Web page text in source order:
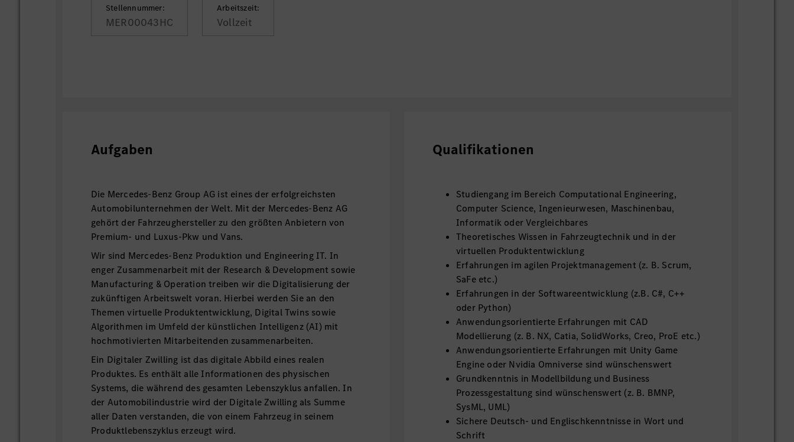
Stellennummer:
MER00043HC
Arbeitszeit:
Vollzeit
Aufgaben
Die Mercedes-Benz Group AG ist eines der erfolgreichsten
Automobilunternehmen der Welt. Mit der Mercedes-Benz AG
gehört der Fahrzeughersteller zu den größten Anbietern von
Premium- und Luxus-Pkw und Vans.
Wir sind Mercedes-Benz Produktion und Engineering IT. In
enger Zusammenarbeit mit der Research & Development sowie
Manufacturing & Operation treiben wir die Digitalisierung der
zukünftigen Arbeitswelt voran. Hierbei werden Sie an den
Themen virtuelle Produktentwicklung, Digital Twins sowie
Algorithmen im Umfeld der künstlichen Intelligenz (AI) mit
hochmotivierten Mitarbeitenden zusammenarbeiten.
Ein Digitaler Zwilling ist das digitale Abbild eines realen
Produktes. Es enthält alle Informationen des physischen
Systems, die während des gesamten Lebenszyklus anfallen. In
der Automobilindustrie wird der Digitale Zwilling als Summe
aller Daten verstanden, die von einem Fahrzeug in seinem
Produktlebenszyklus erzeugt wird.
Qualifikationen
Studiengang im Bereich Computational Engineering,
Computer Science, Ingenieurwesen, Maschinenbau,
Informatik oder Vergleichbares
Theoretisches Wissen in Fahrzeugtechnik und in der
virtuellen Produktentwicklung
Erfahrungen im agilen Projektmanagement (z. B. Scrum,
SaFe etc.)
Erfahrungen in der Softwareentwicklung (z.B. C#, C++
oder Python)
Anwendungsorientierte Erfahrungen mit CAD
Modellierung (z. B. NX, Catia, SolidWorks, Creo, ProE etc.)
Anwendungsorientierte Erfahrungen mit Unity Game
Engine oder Nvidia Omniverse sind wünschenswert
Grundkenntnis in Modellbildung und Business
Prozessgestaltung sind wünschenswert (z. B. BMNP,
SysML, UML)
Sichere Deutsch- und Englischkenntnisse in Wort und
Schrift